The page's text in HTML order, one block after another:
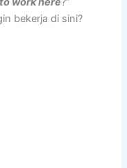
bekerja di sini?